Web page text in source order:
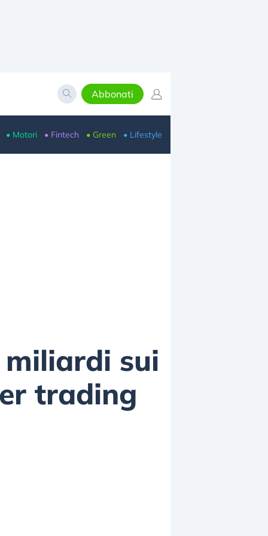
Abbonati
• Motori • Fintech • Green • Lifestyle
miliardi sui
trading